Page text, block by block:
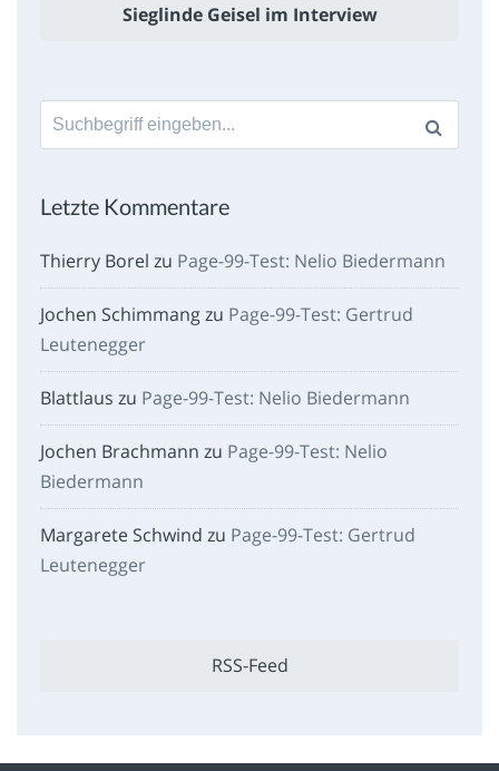
Sieglinde Geisel im Interview
Suche
nach:
Letzte Kommentare
Thierry Borel zu Page-99-Test: Nelio Biedermann
Jochen Schimmangzu Page-99-Test: Gertrud
Leutenegger
Blattlaus zu Page-99-Test: Nelio Biedermann
Jochen Brachmann zu Page-99-Test: Nelio
Biedermann
Margarete Schwind zu Page-99-Test: Gertrud
Leutenegger
RSS-Feed